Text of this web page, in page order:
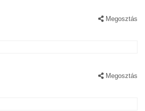
Megosztás
Megosztás